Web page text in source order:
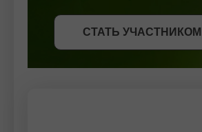
СТАТЬ УЧАСТНИКОМ
СТАТЬ УЧАСТНИКОМ
ПОЛУЧИТЬ БОНУС